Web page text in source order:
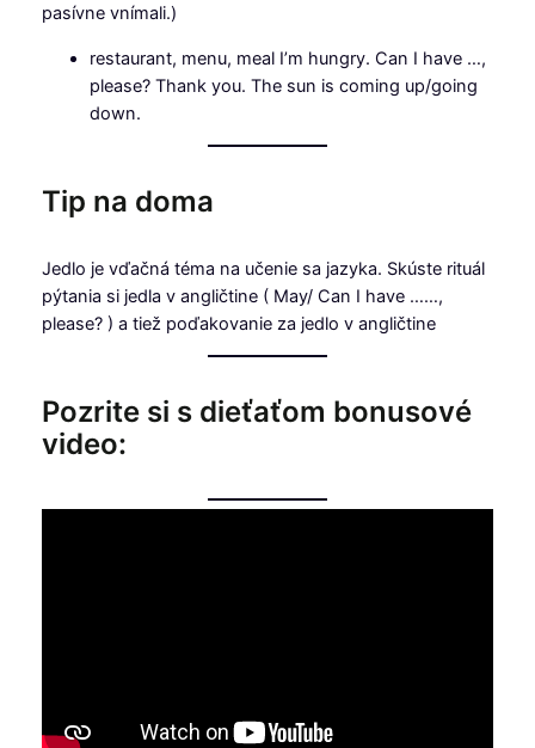
pasívne vnímali.)
restaurant, menu, meal I’m hungry. Can I have …,
please? Thank you. The sun is coming up/going
down.
Tip na doma
Jedlo je vďačná téma na učenie sa jazyka. Skúste rituál
pýtania si jedla v angličtine ( May/ Can I have ……,
please? ) a tiež poďakovanie za jedlo v angličtine
Pozrite si s dieťaťom bonusové
video: